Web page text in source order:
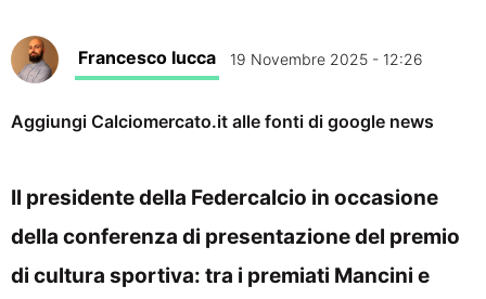
Francesco Iucca 19 Novembre 2025 - 12:26
Aggiungi Calciomercato.it alle fonti di google news
Il presidente della Federcalcio in occasione
della conferenza di presentazione del premio
di cultura sportiva: tra i premiati Mancini e